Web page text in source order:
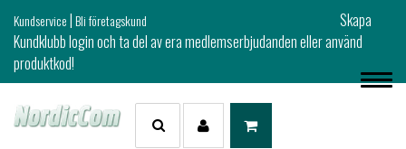
Kundservice|Bli företagskund
Skapa
Kundklubb login och ta del av era medlemserbjudanden eller använd
produktkod!